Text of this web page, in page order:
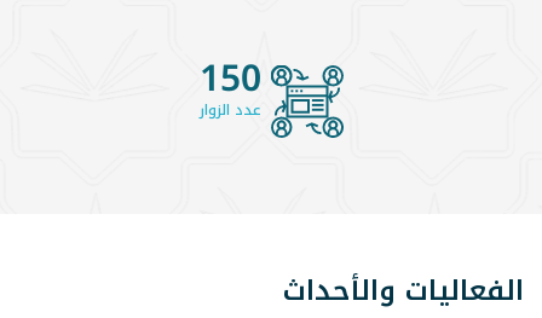
150
عدد الزوار
الفعاليات والأحداث